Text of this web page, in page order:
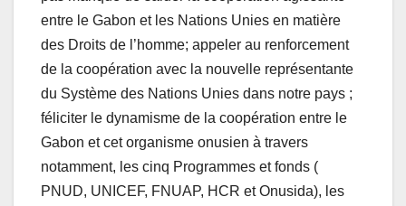
entre le Gabon et les Nations Unies en matière
des Droits de l’homme; appeler au renforcement
de la coopération avec la nouvelle représentante
du Système des Nations Unies dans notre pays ;
féliciter le dynamisme de la coopération entre le
Gabon et cet organisme onusien à travers
notamment, les cinq Programmes et fonds (
PNUD, UNICEF, FNUAP, HCR et Onusida), les